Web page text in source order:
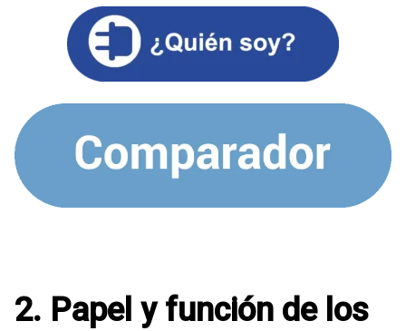
2. Papel y función de los